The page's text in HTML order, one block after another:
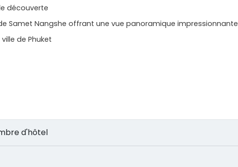
découverte
Samet Nangshe offrant une vue panoramique impressionnante
de Phuket
d'hôtel